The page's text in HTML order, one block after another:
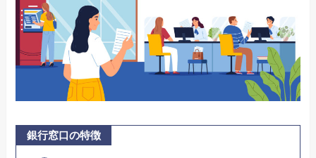
銀行窓口の特徴